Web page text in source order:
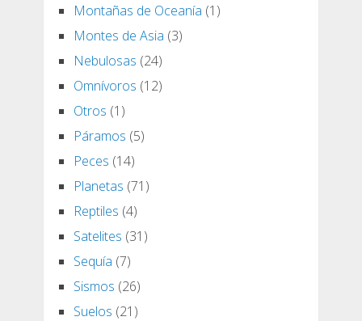
Montañas de Oceanía (1)
Montes de Asia (3)
Nebulosas (24)
Omnívoros (12)
Otros (1)
Páramos (5)
Peces (14)
Planetas (71)
Reptiles (4)
Satelites (31)
Sequía (7)
Sismos (26)
Suelos (21)